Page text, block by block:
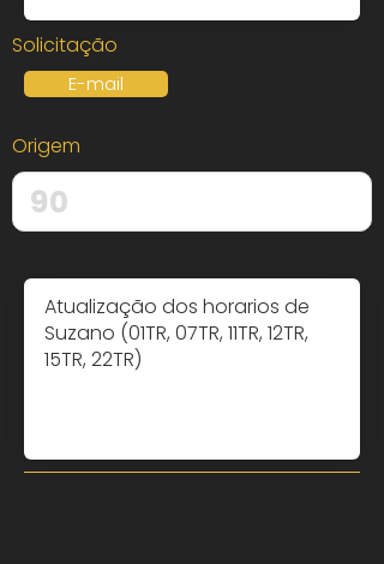
Solicitação
E-mail
Origem